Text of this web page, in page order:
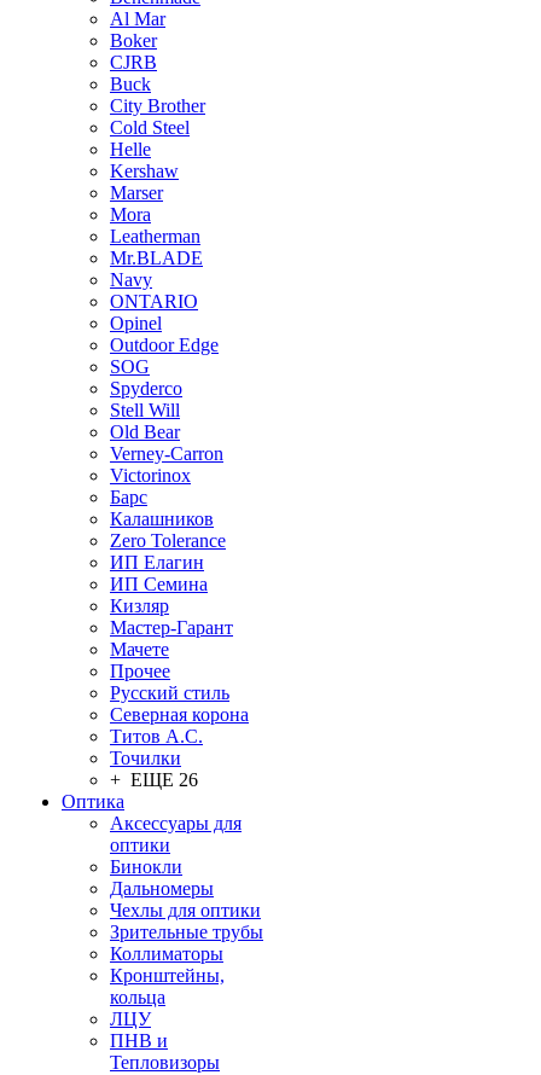
Al Mar
Boker
CJRB
Buck
City Brother
Cold Steel
Helle
Kershaw
Marser
Mora
Leatherman
Mr.BLADE
Navy
ONTARIO
Opinel
Outdoor Edge
SOG
Spyderco
Stell Will
Old Bear
Verney-Carron
Victorinox
Барс
Калашников
Zero Tolerance
ИП Елагин
ИП Семина
Кизляр
Мастер-Гарант
Мачете
Прочее
Русский стиль
Северная корона
Титов А.С.
Точилки
+ ЕЩЕ 26
Оптика
Аксессуары для
оптики
Бинокли
Дальномеры
Чехлы для оптики
Зрительные трубы
Коллиматоры
Кронштейны,
кольца
ЛЦУ
ПНВ и
Тепловизоры